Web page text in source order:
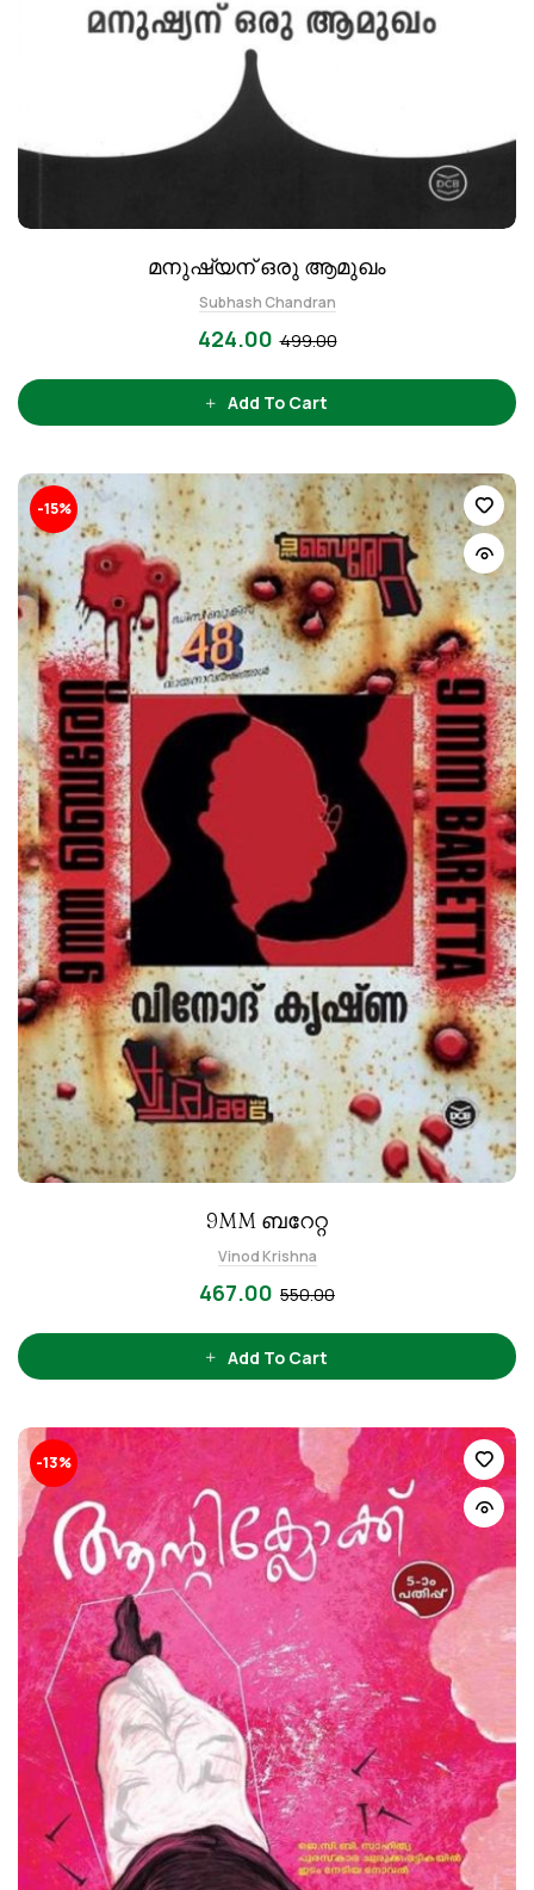
മനുഷ്യന് ഒരു ആമുഖം
Subhash Chandran
499.00
424.00
Add To Cart
-15%
9MM ബറേറ്റ
Vinod Krishna
550.00
467.00
Add To Cart
-13%